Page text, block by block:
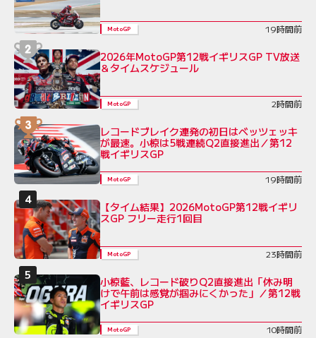
MotoGP 19時間前
2026年MotoGP第12戦イギリスGP TV放送
＆タイムスケジュール
MotoGP 2時間前
レコードブレイク連発の初日はベッツェッキ
が最速。小椋は5戦連続Q2直接進出／第12
戦イギリスGP
MotoGP 19時間前
【タイム結果】2026MotoGP第12戦イギリ
スGP フリー走行1回目
MotoGP 23時間前
小椋藍、レコード破りQ2直接進出「休み明
けで午前は感覚が掴みにくかった」／第12戦
イギリスGP
MotoGP 10時間前